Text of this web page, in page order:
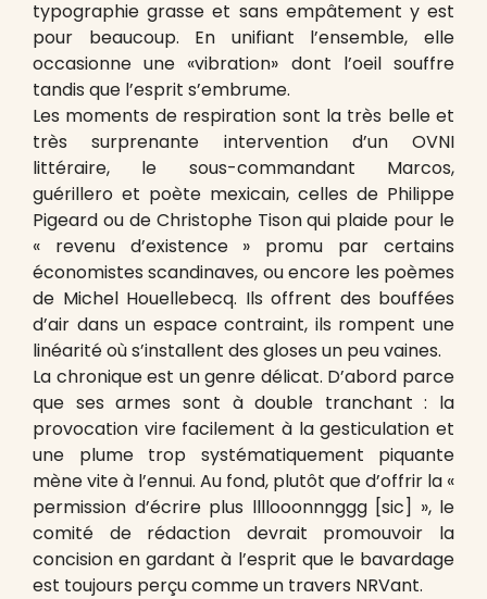
typographie grasse et sans empâtement y est
pour beaucoup. En unifiant l’ensemble, elle
occasionne une «vibration» dont l’oeil souffre
tandis que l’esprit s’embrume.
Les moments de respiration sont la très belle et
très surprenante intervention d’un OVNI
littéraire, le sous-commandant Marcos,
guérillero et poète mexicain, celles de Philippe
Pigeard ou de Christophe Tison qui plaide pour le
« revenu d’existence » promu par certains
économistes scandinaves, ou encore les poèmes
de Michel Houellebecq. Ils offrent des bouffées
d’air dans un espace contraint, ils rompent une
linéarité où s’installent des gloses un peu vaines.
La chronique est un genre délicat. D’abord parce
que ses armes sont à double tranchant : la
provocation vire facilement à la gesticulation et
une plume trop systématiquement piquante
mène vite à l’ennui. Au fond, plutôt que d’offrir la «
permission d’écrire plus llllooonnnggg [sic] », le
comité de rédaction devrait promouvoir la
concision en gardant à l’esprit que le bavardage
est toujours perçu comme un travers NRVant.